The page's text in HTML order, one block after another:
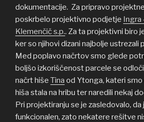
dokumentacije. Za pripravo
poskrbelo projektivno podjetje Ingra
Klemenčič s.p.. Za ta projektivni biro
ker so njihovi dizani najbolje ustrezali
Med poplavo načrtov smo glede
boljšo izkoriščenost parcele se
načrt hiše Tina od Ytonga, kateri
hiša stala na hribu ter naredili nekaj
Pri projektiranju se je zasledovalo,
funkcionalen, zato nekatere rešitve